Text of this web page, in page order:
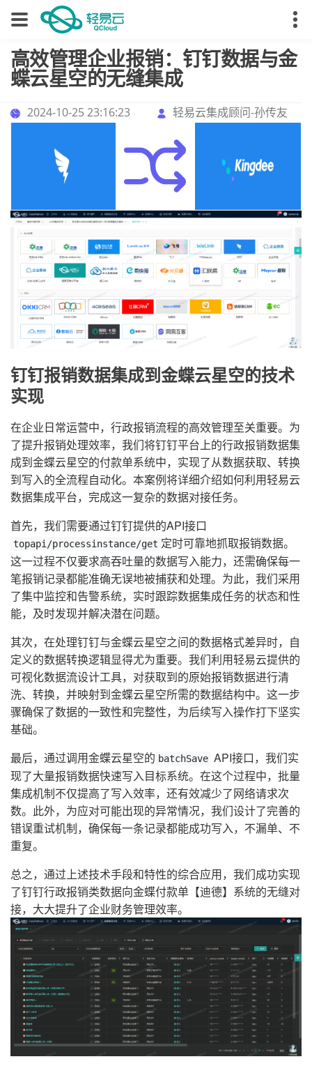
高效管理企业报销：钉钉数据与金
蝶云星空的无缝集成
2024-10-25 23:16:23 轻易云集成顾问-孙传友
钉钉报销数据集成到金蝶云星空的技术
实现
在企业日常运营中，行政报销流程的高效管理至关重要。为
了提升报销处理效率，我们将钉钉平台上的行政报销数据集
成到金蝶云星空的付款单系统中，实现了从数据获取、转换
到写入的全流程自动化。本案例将详细介绍如何利用轻易云
数据集成平台，完成这一复杂的数据对接任务。
首先，我们需要通过钉钉提供的API接口
topapi/processinstance/get 定时可靠地抓取报销数据。
这一过程不仅要求高吞吐量的数据写入能力，还需确保每一
笔报销记录都能准确无误地被捕获和处理。为此，我们采用
了集中监控和告警系统，实时跟踪数据集成任务的状态和性
能，及时发现并解决潜在问题。
其次，在处理钉钉与金蝶云星空之间的数据格式差异时，自
定义的数据转换逻辑显得尤为重要。我们利用轻易云提供的
可视化数据流设计工具，对获取到的原始报销数据进行清
洗、转换，并映射到金蝶云星空所需的数据结构中。这一步
骤确保了数据的一致性和完整性，为后续写入操作打下坚实
基础。
最后，通过调用金蝶云星空的 batchSave API接口，我们实
现了大量报销数据快速写入目标系统。在这个过程中，批量
集成机制不仅提高了写入效率，还有效减少了网络请求次
数。此外，为应对可能出现的异常情况，我们设计了完善的
错误重试机制，确保每一条记录都能成功写入，不漏单、不
重复。
总之，通过上述技术手段和特性的综合应用，我们成功实现
了钉钉行政报销类数据向金蝶付款单【迪德】系统的无缝对
接，大大提升了企业财务管理效率。